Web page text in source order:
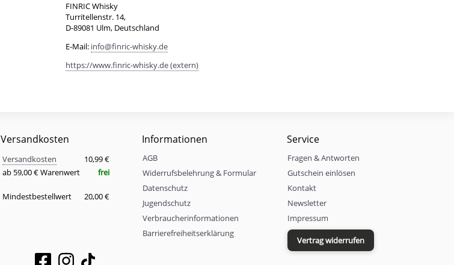
FINRIC Whisky
Turritellenstr. 14,
D-89081 Ulm, Deutschland
E-Mail: info@finric-whisky.de
https://www.finric-whisky.de (extern)
Versandkosten
Versandkosten
Eigenschaft Wert
Versandkosten
10,99 €
ab 59,00 € Warenwert
frei
Mindestbestellwert 20,00 €
Informationen
AGB
Widerrufsbelehrung & Formular
Datenschutz
Jugendschutz
Verbraucherinformationen
Barrierefreiheitserklärung
Service
Fragen & Antworten
Gutschein einlösen
Kontakt
Newsletter
Impressum
Vertrag widerrufen